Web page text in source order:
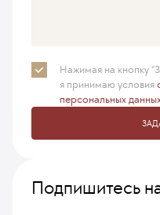
Нажимая на кнопку
я принимаюусловия
персональных
Подпишитесь